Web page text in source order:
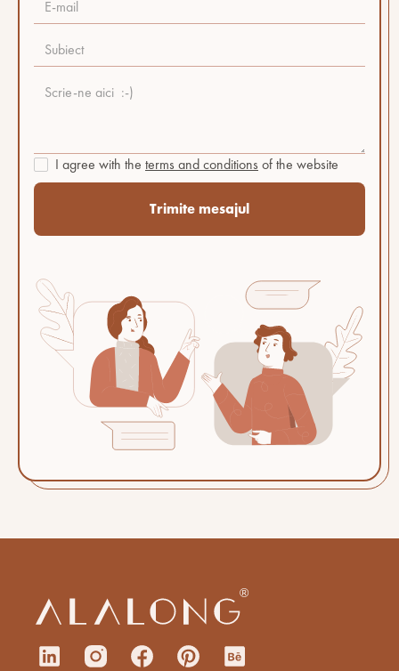
I agree with the terms and conditions of the website